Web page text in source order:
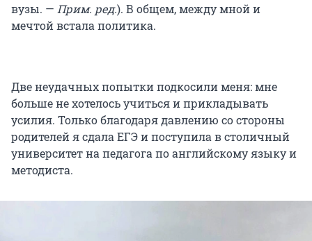
вузы. — Прим. ред.). В общем, между мной и
мечтой встала политика.
Две неудачных попытки подкосили меня: мне
больше не хотелось учиться и прикладывать
усилия. Только благодаря давлению со стороны
родителей я сдала ЕГЭ и поступила в столичный
университет на педагога по английскому языку и
методиста.